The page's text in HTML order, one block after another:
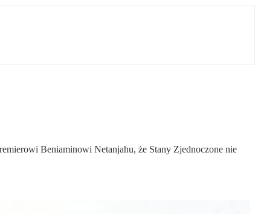
Beniaminowi Netanjahu, że Stany Zjednoczone nie